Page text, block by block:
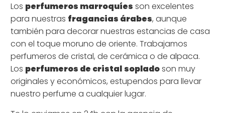
Los perfumeros marroquíes son excelentes
para nuestras fragancias árabes, aunque
también para decorar nuestras estancias de casa
con el toque moruno de oriente. Trabajamos
perfumeros de cristal, de cerámica o de alpaca.
Los perfumeros de cristalsopladoson muy
originales y económicos, estupendos para llevar
nuestro perfume a cualquier lugar.